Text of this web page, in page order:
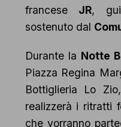
francese JR,
sostenuto dal
Durante la Notte
Piazza Regina
Bottiglieria Lo
realizzerà i ritratti
che vorranno